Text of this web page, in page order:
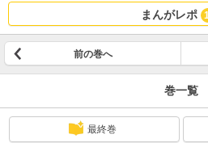
まんがレポ
前の巻へ
巻一覧
最終巻